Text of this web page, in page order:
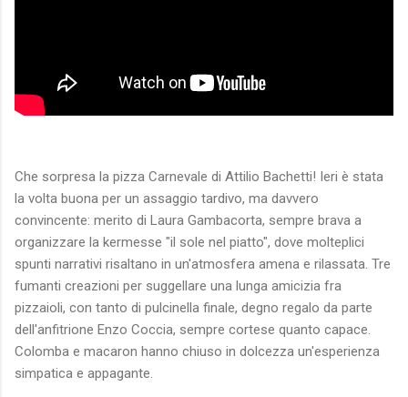
Che sorpresa la pizza Carnevale di Attilio Bachetti! Ieri è stata
la volta buona per un assaggio tardivo, ma davvero
convincente: merito di Laura Gambacorta, sempre brava a
organizzare la kermesse "il sole nel piatto", dove molteplici
spunti narrativi risaltano in un'atmosfera amena e rilassata. Tre
fumanti creazioni per suggellare una lunga amicizia fra
pizzaioli, con tanto di pulcinella finale, degno regalo da parte
dell'anfitrione Enzo Coccia, sempre cortese quanto capace.
Colomba e macaron hanno chiuso in dolcezza un'esperienza
simpatica e appagante.